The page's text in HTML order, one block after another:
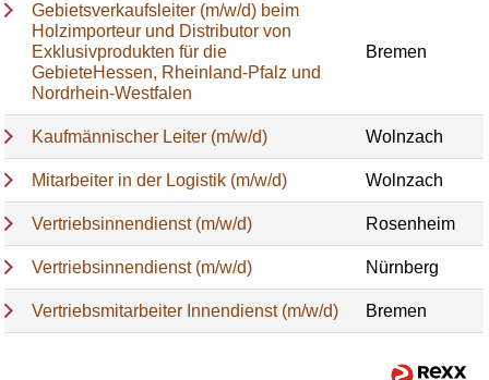
Gebietsverkaufsleiter (m/w/d) beim
Holzimporteur und Distributor von
Exklusivprodukten für die
GebieteHessen, Rheinland-Pfalz und
Nordrhein-Westfalen
Bremen
Kaufmännischer Leiter (m/w/d) Wolnzach
Mitarbeiter in der Logistik (m/w/d) Wolnzach
Vertriebsinnendienst (m/w/d) Rosenheim
Vertriebsinnendienst (m/w/d) Nürnberg
Vertriebsmitarbeiter Innendienst (m/w/d) Bremen